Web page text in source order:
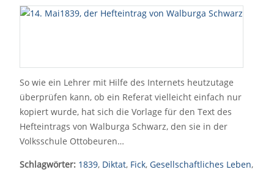
So wie ein Lehrer mit Hilfe des Internets heutzutage
überprüfen kann, ob ein Referat vielleicht einfach nur
kopiert wurde, hat sich die Vorlage für den Text des
Hefteintrags von Walburga Schwarz, den sie in der
Volksschule Ottobeuren…
Schlagwörter: 1839, Diktat, Fick, Gesellschaftliches Leben,